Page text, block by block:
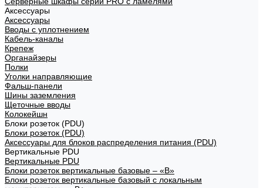
Аксессуары
Аксессуары
Вводы с уплотнением
Кабель-каналы
Крепеж
Органайзеры
Полки
Уголки направляющие
Фальш-панели
Шины заземления
Щеточные вводы
Колокейшн
Блоки розеток (PDU)
Блоки розеток (PDU)
Аксессуары для блоков распределения питания (PDU)
Вертикальные PDU
Вертикальные PDU
Блоки розеток вертикальные базовые – «В»
Блоки розеток вертикальные базовый с локальным